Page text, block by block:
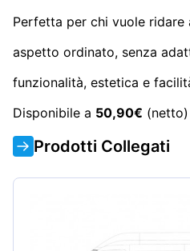
Perfetta per chi vuole ridare
aspetto ordinato, senza
funzionalità, estetica e
Disponibile a 50,90€
Prodotti Collegati